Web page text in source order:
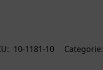
10-1181-10 Categorie: